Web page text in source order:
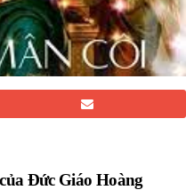
Đức Giáo Hoàng